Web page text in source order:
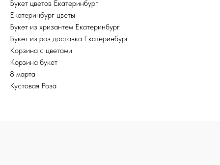
Букет цветов Екатеринбург
Екатеринбург цветы
Букет из хризантем Екатеринбург
Букет из роз доставка Екатеринбург
Корзина с цветами
Корзина букет
8 марта
Кустовая Роза